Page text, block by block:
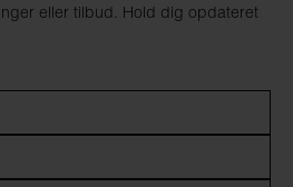
eller tilbud. Hold dig opdateret